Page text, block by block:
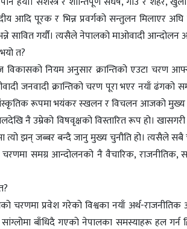
पूरक र भिन्न प्रवर्गको सन्तुलन मिलाएर अघि
भन्ने सावित गर्यौं। त्यसैले नेपालको माओवादी
त?
नियम अनुसार क्रान्तिको एउटा चरण
जनवादी क्रान्तिको चरण पूरा भएर नयाँ
रूपमा भयंकर स्खलन र विचलन आजको मुख्य
उम्रेको विषवृक्षको विस्तारित रूप हो। खासगरी
त्यो झन् जब्बर बन्दै जानु मुख्य चुनौति हो।
चरणमा समग्र आन्दोलनको नै वैचारिक,
चरणमा प्रवेश गरेको विश्वका नयाँ अर्थ-
बाँधिदै गएको नेपालका समस्याहरू हल गर्न